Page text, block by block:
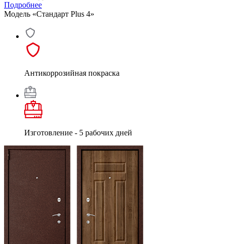
Подробнее
Модель «Стандарт Plus 4»
Антикоррозийная покраска
Изготовление - 5 рабочих дней